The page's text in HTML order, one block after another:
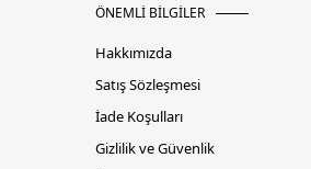
ÖNEMLİ BİLGİLER
Hakkımızda
Satış Sözleşmesi
İade Koşulları
Gizlilik ve Güvenlik